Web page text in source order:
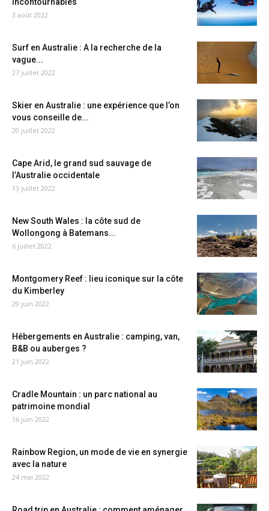
3 août 2022
Surf en Australie : A la recherche de la
vague...
27 juillet 2022
Skier en Australie : une expérience que l’on
vous conseille de...
20 juillet 2022
Cape Arid, le grand sud sauvage de
l’Australie occidentale
13 juillet 2022
New South Wales : la côte sud de
Wollongong à Batemans...
6 juillet 2022
Montgomery Reef : lieu iconique sur la côte
du Kimberley
29 juin 2022
Hébergements en Australie : camping, van,
B&B ou auberges ?
21 juin 2022
Cradle Mountain : un parc national au
patrimoine mondial
16 juin 2022
Rainbow Region, un mode de vie en synergie
avec la nature
24 mai 2022